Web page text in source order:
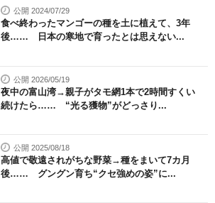
公開 2024/07/29
食べ終わったマンゴーの種を土に植えて、3年
後…… 日本の寒地で育ったとは思えない...
公開 2026/05/19
夜中の富山湾→親子がタモ網1本で2時間すくい
続けたら…… “光る獲物”がどっさり...
公開 2025/08/18
高値で敬遠されがちな野菜→種をまいて7カ月
後…… グングン育ち“クセ強めの姿”に...